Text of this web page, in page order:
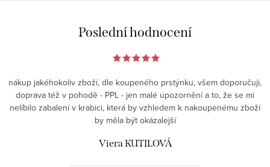
Poslední hodnocení
nákup jakéhokoliv zboží, dle koupeného prstýnku, všem doporučuji,
doprava též v pohodě - PPL - jen malé upozornění a to, že se mi
nelíbilo zabalení v krabici, která by vzhledem k nakoupenému zboží
by měla být okázalejší
Viera KUTILOVÁ